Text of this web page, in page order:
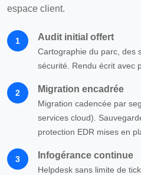
espace client.
1 Audit initial offert
Cartographie du parc, des
sécurité. Rendu écrit avec
2 Migration encadrée
Migration cadencée par
services cloud).
protection EDR mises en
3 Infogérance continue
Helpdesk sans limite de